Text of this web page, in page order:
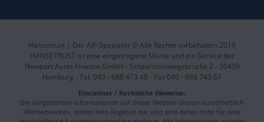
Hansetrust | Der AIF-Spezialist © Alle Rechte vorbehalten 2019
HANSETRUST ist eine eingetragene Marke und ein Service der
Newport Asset Finance GmbH - Schaarsteinwegsbrücke 2 - 20459
Hamburg - Tel. 040 - 688 473 48 - Fax 040 - 688 743 67
Disclaimer / Rechtliche Hinweise:
Die dargestellten Informationen auf dieser Website dienen ausschließlich
Werbezwecken, stellen kein Angebot dar und sind daher nicht für eine